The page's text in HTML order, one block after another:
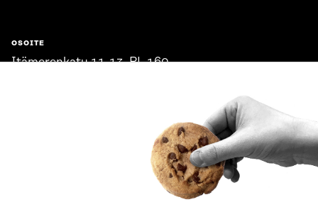
OSOITE
Itämerenkatu 11-13, PL 160,